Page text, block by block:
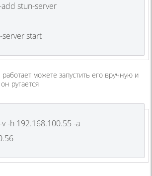
stun-server
start
можете запустить его вручную и
ругается
-h 192.168.100.55 -a